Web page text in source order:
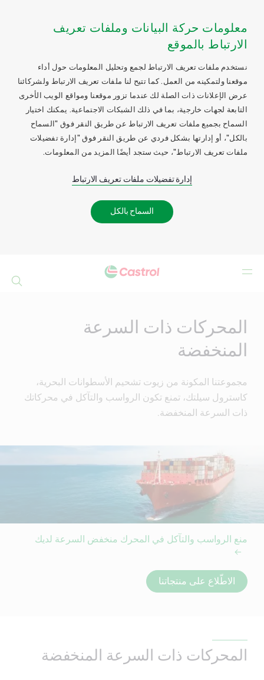
معلومات حركة البيانات وملفات تعريف
الارتباط بالموقع
نستخدم ملفات تعريف الارتباط لجمع وتحليل المعلومات حول أداء
موقعنا ولتمكينه من العمل. كما تتيح لنا ملفات تعريف الارتباط ولشركائنا
عرض الإعلانات ذات الصلة لك عندما تزور موقعنا ومواقع الويب الأخرى
التابعة لجهات خارجية، بما في ذلك الشبكات الاجتماعية. يمكنك اختيار
السماح بجميع ملفات تعريف الارتباط عن طريق النقر فوق "السماح
بالكل"، أو إدارتها بشكل فردي عن طريق النقر فوق "إدارة تفضيلات
ملفات تعريف الارتباط"، حيث ستجد أيضًا المزيد من المعلومات.
إدارة تفضيلات ملفات تعريف الارتباط
السماح بالكل
المحركات ذات السرعة
المنخفضة
مجموعتنا المكونة من زيوت تشحيم الأسطوانات البحرية،
كاسترول سيلتك، تمنع تكون الرواسب والتآكل في محركاتك
ذات السرعة المنخفضة.
منع الرواسب والتآكل في المحرك منخفض السرعة لديك
الاطّلاع على منتجاتنا
المحركات ذات السرعة المنخفضة